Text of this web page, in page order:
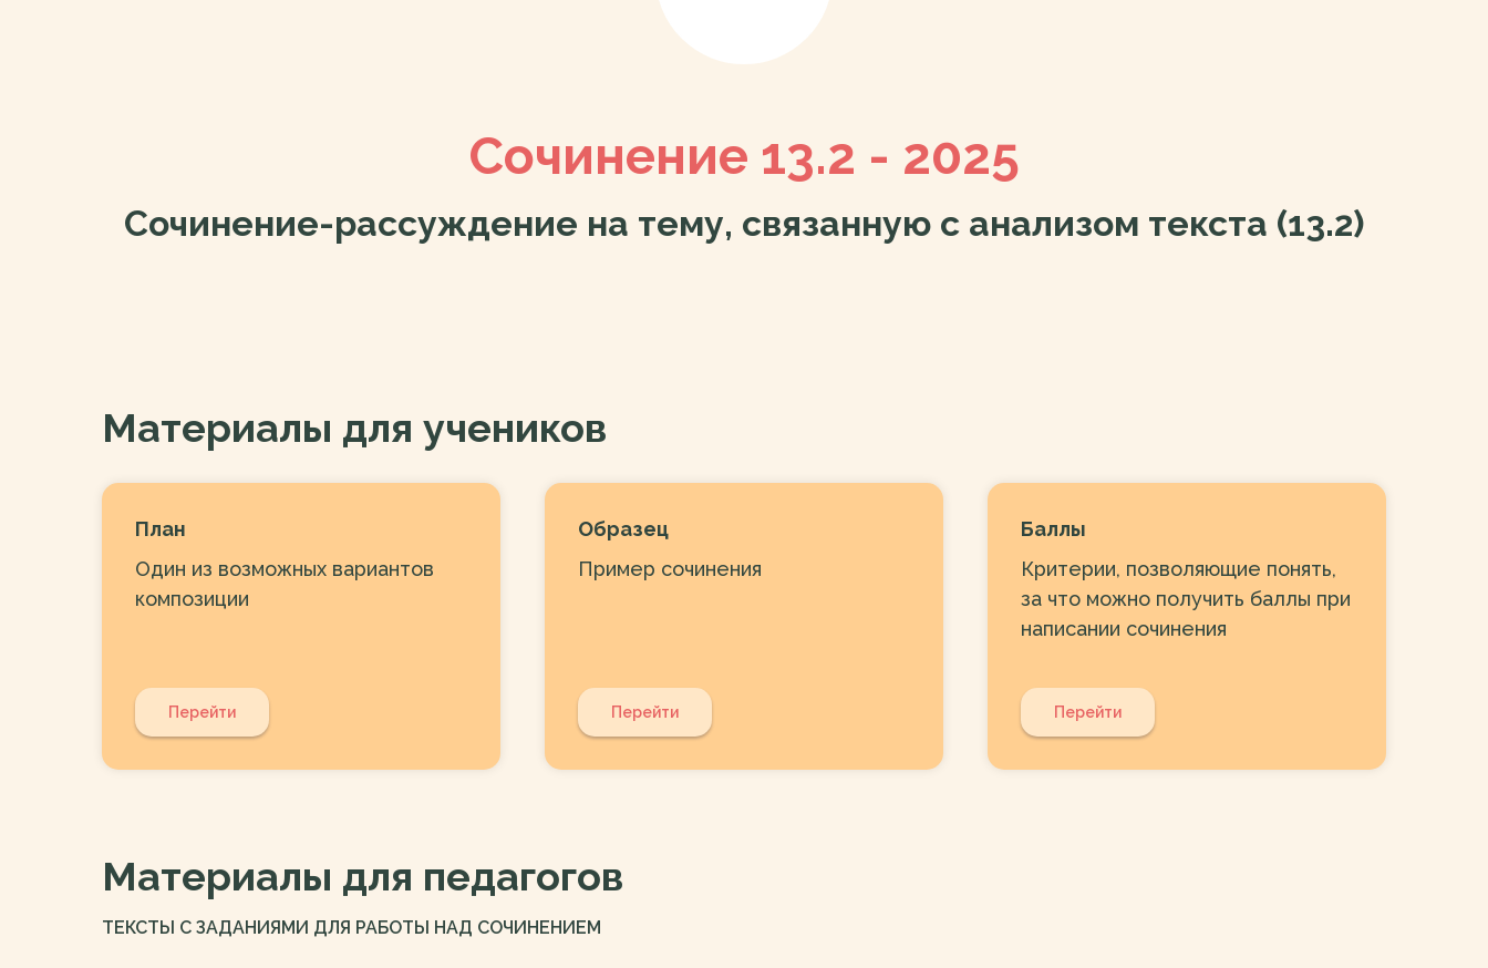
Сочинение 13.2 - 2025
Сочинение-рассуждение на тему, связанную с анализом текста (13.2)
Материалы для учеников
План
Один из возможных вариантов
композиции
Перейти
Образец
Пример сочинения
Перейти
Баллы
Критерии, позволяющие понять,
за что можно получить баллы при
написании сочинения
Перейти
Материалы для педагогов
ТЕКСТЫ С ЗАДАНИЯМИ ДЛЯ РАБОТЫ НАД СОЧИНЕНИЕМ